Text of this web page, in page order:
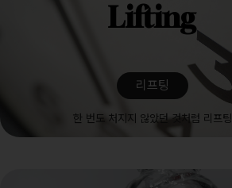
Lifting
리프팅
한 번도 처지지 않았던 것처럼 리프팅